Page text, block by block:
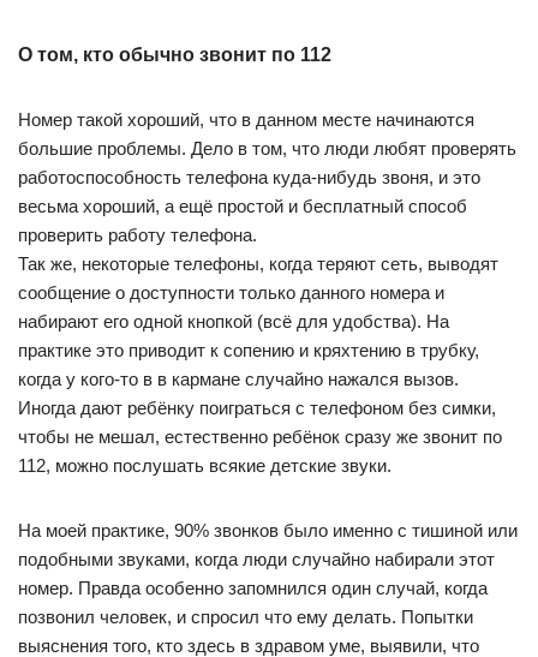
О том, кто обычно звонит по 112
Номер такой хороший, что в данном месте начинаются
большие проблемы. Дело в том, что люди любят проверять
работоспособность телефона куда-нибудь звоня, и это
весьма хороший, а ещё простой и бесплатный способ
проверить работу телефона.
Так же, некоторые телефоны, когда теряют сеть, выводят
сообщение о доступности только данного номера и
набирают его одной кнопкой (всё для удобства). На
практике это приводит к сопению и кряхтению в трубку,
когда у кого-то в в кармане случайно нажался вызов.
Иногда дают ребёнку поиграться с телефоном без симки,
чтобы не мешал, естественно ребёнок сразу же звонит по
112, можно послушать всякие детские звуки.
На моей практике, 90% звонков было именно с тишиной или
подобными звуками, когда люди случайно набирали этот
номер. Правда особенно запомнился один случай, когда
позвонил человек, и спросил что ему делать. Попытки
выяснения того, кто здесь в здравом уме, выявили, что